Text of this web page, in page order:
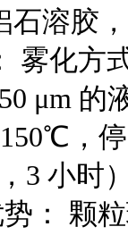
溶胶
雾化方
μm
，
3 小时
： 颗